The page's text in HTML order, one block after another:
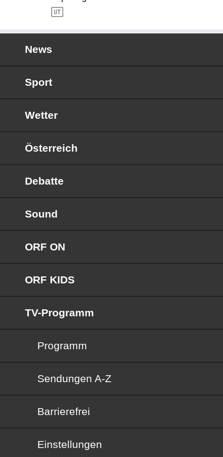
News
Sport
Wetter
Österreich
Debatte
Sound
ORF ON
ORF KIDS
TV-Programm
Programm
Sendungen von A bis Z
Sendungen A-Z
Barrierefrei
Barrierefrei
Einstellungen